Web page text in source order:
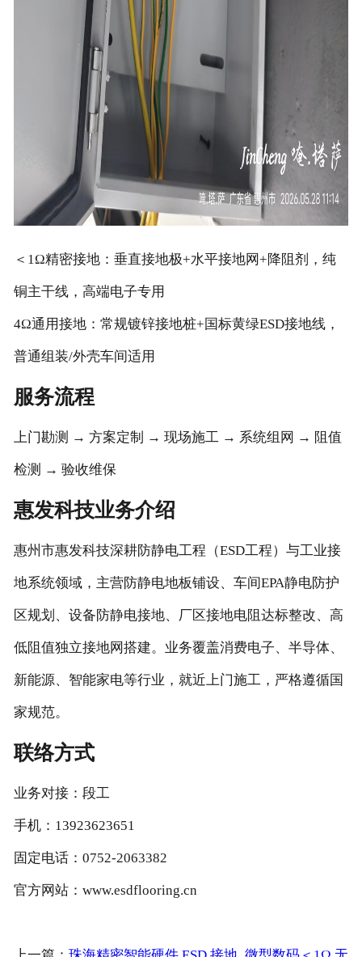
＜1Ω精密接地：垂直接地极+水平接地网+降阻剂，纯
铜主干线，高端电子专用
4Ω通用接地：常规镀锌接地桩+国标黄绿ESD接地线，
普通组装/外壳车间适用
服务流程
上门勘测 → 方案定制 → 现场施工 → 系统组网 → 阻值
检测 → 验收维保
惠发科技业务介绍
惠州市惠发科技深耕防静电工程（ESD工程）与工业接
地系统领域，主营防静电地板铺设、车间EPA静电防护
区规划、设备防静电接地、厂区接地电阻达标整改、高
低阻值独立接地网搭建。业务覆盖消费电子、半导体、
新能源、智能家电等行业，就近上门施工，严格遵循国
家规范。
联络方式
业务对接：段工
手机：13923623651
固定电话：0752-2063382
官方网站：www.esdflooring.cn